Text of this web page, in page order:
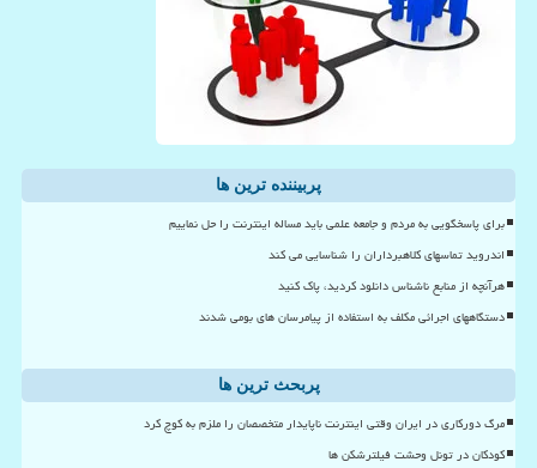
پربیننده ترین ها
برای پاسخگویی به مردم و جامعه علمی باید مساله اینترنت را حل نماییم
اندروید تماسهای کلاهبرداران را شناسایی می کند
هرآنچه از منابع ناشناس دانلود کردید، پاک کنید
دستگاههای اجرائی مکلف به استفاده از پیامرسان های بومی شدند
پربحث ترین ها
مرگ دورکاری در ایران وقتی اینترنت ناپایدار متخصصان را ملزم به کوچ کرد
کودکان در تونل وحشت فیلترشکن ها